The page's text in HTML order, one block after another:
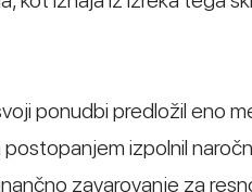
ponudbi predložil eno
izpolnil
zavarovanje za